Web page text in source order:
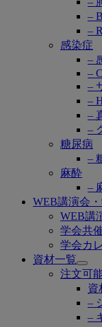
–
–
感染症
–
–
–
–
–
–
糖尿病
–
麻酔
–
WEB講演会
WEB講
学会共
学会カ
資材一覧
Open
注文可
資
–
–